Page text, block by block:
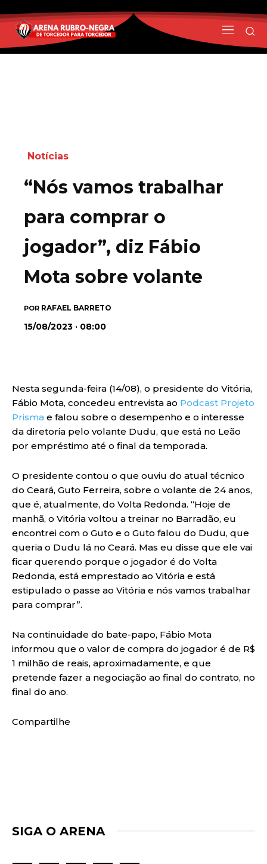
Notícias
“Nós vamos trabalhar
para comprar o
jogador”, diz Fábio
Mota sobre volante
POR RAFAEL BARRETO
15/08/2023 · 08:00
Nesta segunda-feira (14/08), o presidente do Vitória,
Fábio Mota, concedeu entrevista ao Podcast Projeto
Prisma e falou sobre o desempenho e o interesse
da diretoria pelo volante Dudu, que está no Leão
por empréstimo até o final da temporada.
O presidente contou o que ouviu do atual técnico
do Ceará, Guto Ferreira, sobre o volante de 24 anos,
que é, atualmente, do Volta Redonda. “Hoje de
manhã, o Vitória voltou a treinar no Barradão, eu
encontrei com o Guto e o Guto falou do Dudu, que
queria o Dudu lá no Ceará. Mas eu disse que ele vai
ficar querendo porque o jogador é do Volta
Redonda, está emprestado ao Vitória e está
estipulado o passe ao Vitória e nós vamos trabalhar
para comprar”.
Na continuidade do bate-papo, Fábio Mota
informou que o valor de compra do jogador é de R$
1 milhão de reais, aproximadamente, e que
pretende fazer a negociação ao final do contrato, no
final do ano.
Compartilhe
SIGA O ARENA